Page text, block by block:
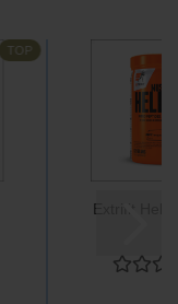
TOP
Extrifit